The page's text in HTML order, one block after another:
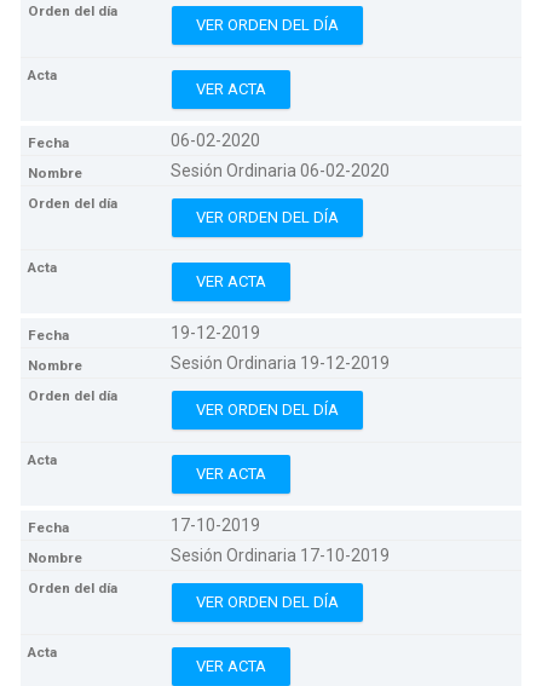
VER ORDEN DEL DÍA
VER ACTA
06-02-2020
Sesión Ordinaria 06-02-2020
VER ORDEN DEL DÍA
VER ACTA
19-12-2019
Sesión Ordinaria 19-12-2019
VER ORDEN DEL DÍA
VER ACTA
17-10-2019
Sesión Ordinaria 17-10-2019
VER ORDEN DEL DÍA
VER ACTA